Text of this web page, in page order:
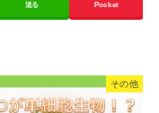
送る Pocket
その他